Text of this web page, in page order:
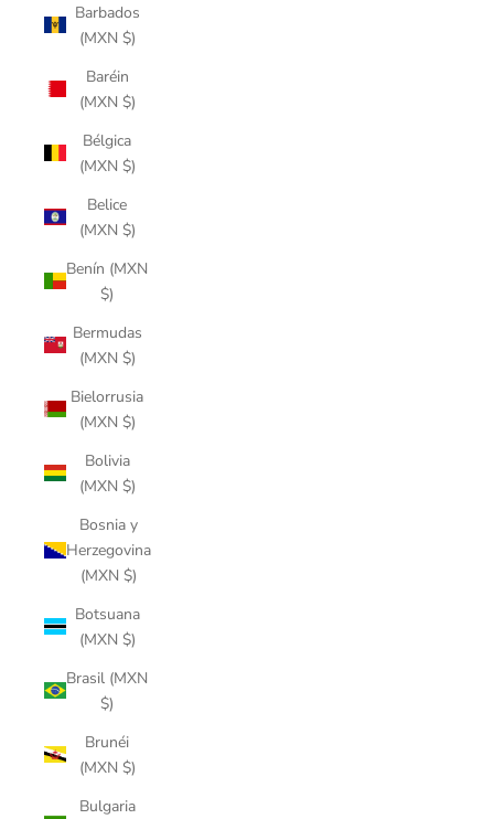
Barbados
(MXN $)
Baréin
(MXN $)
Bélgica
(MXN $)
Belice
(MXN $)
Benín (MXN
$)
Bermudas
(MXN $)
Bielorrusia
(MXN $)
Bolivia
(MXN $)
Bosnia y
Herzegovina
(MXN $)
Botsuana
(MXN $)
Brasil (MXN
$)
Brunéi
(MXN $)
Bulgaria